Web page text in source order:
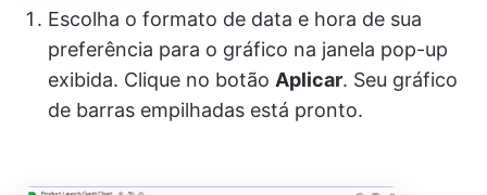
Escolha o formato de data e hora de sua
preferência para o gráfico na janela pop-up
exibida. Clique no botão Aplicar. Seu gráfico
de barras empilhadas está pronto.